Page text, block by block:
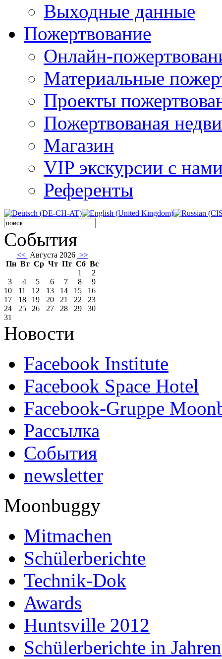
Выходные данные
Пожертвование
Онлайн-
Материальные
Проекты
Пожертвованая
Магазин
VIP экскурсии с
Референты
События
<< Августа 2026 >>
Пн Вт Ср Чт Пт Сб Вс
1
2
3
4 5 6 7 8
9
10
11 12 13 14 15
16
17
18 19 20 21 22
23
24
25 26 27 28 29
30
31
Новости
Facebook Institute
Facebook Space Hotel
Facebook-Gruppe
Рассылка
События
newsletter
Moonbuggy
Mitmachen
Schülerberichte
Technik-Dok
Awards
Huntsville 2012
Schülerberichte in Jahren